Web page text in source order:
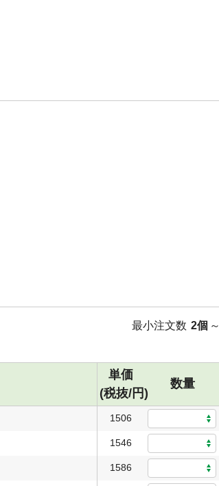
最小注文数 2個
単価
(税抜/円)
数量
1506
1546
1586